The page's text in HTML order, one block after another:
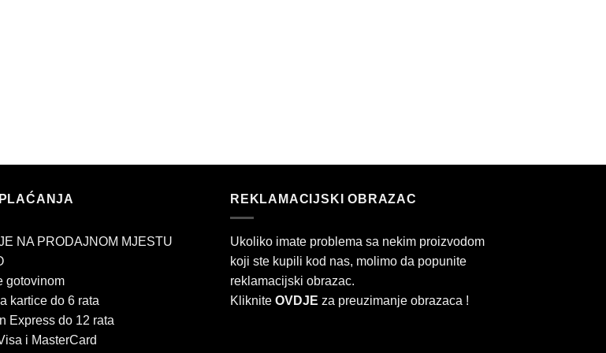
NA PRODAJNOM MJESTU
gotovinom
kartice do 6 rata
Express do 12 rata
i MasterCard
REKLAMACIJSKI OBRAZAC
Ukoliko imate problema sa nekim proizvodom
koji ste kupili kod nas, molimo da popunite
reklamacijski obrazac.
Kliknite OVDJE za preuzimanje obrazaca !